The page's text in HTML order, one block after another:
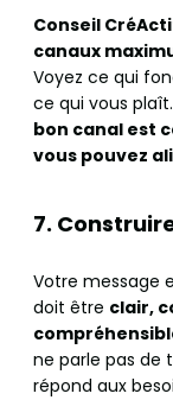
Conseil
canaux
Voyez ce qui
ce qui vous
bon canal est
vous pouvez
7.
Votre message
doit être clair,
ne parle pas de
répond aux